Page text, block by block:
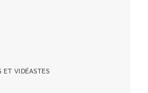
ET VIDÉASTES